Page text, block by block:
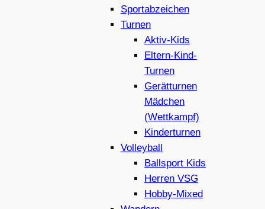
Sportabzeichen
Turnen
Aktiv-Kids
Eltern-Kind-
Turnen
Gerätturnen
Mädchen
(Wettkampf)
Kinderturnen
Volleyball
Ballsport Kids
Herren VSG
Hobby-Mixed